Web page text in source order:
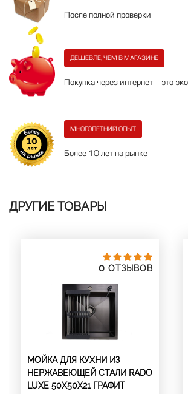
После полной проверки
ДЕШЕВЛЕ, ЧЕМ В МАГАЗИНЕ
Покупка через интернет - это
МНОГОЛЕТНИЙ ОПЫТ
Более 10 лет на рынке
ДРУГИЕ ТОВАРЫ
0 ОТЗЫВОВ
МОЙКА ДЛЯ КУХНИ ИЗ
НЕРЖАВЕЮЩЕЙ СТАЛИ RADO
LUXE 50X50Х21 ГРАФИТ